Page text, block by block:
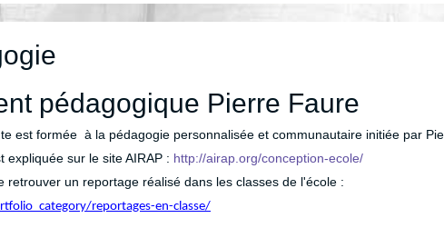
pédagogique Pierre Faure
est formée à la pédagogie personnalisée et communautaire initiée par
expliquée sur le site AIRAP : http://airap.org/conception-ecole/
retrouver un reportage réalisé dans les classes de l'école :
reportages-en-classe/